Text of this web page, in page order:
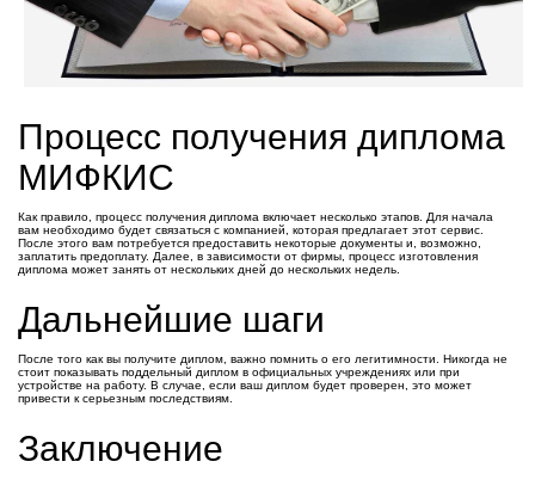
Процесс получения диплома
МИФКИС
Как правило, процесс получения диплома включает несколько этапов. Для начала
вам необходимо будет связаться с компанией, которая предлагает этот сервис.
После этого вам потребуется предоставить некоторые документы и, возможно,
заплатить предоплату. Далее, в зависимости от фирмы, процесс изготовления
диплома может занять от нескольких дней до нескольких недель.
Дальнейшие шаги
После того как вы получите диплом, важно помнить о его легитимности. Никогда не
стоит показывать поддельный диплом в официальных учреждениях или при
устройстве на работу. В случае, если ваш диплом будет проверен, это может
привести к серьезным последствиям.
Заключение